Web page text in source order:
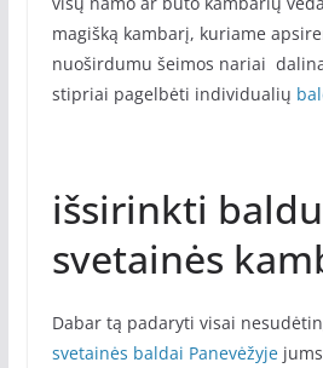
magišką kambarį, kuriame
nuoširdumu šeimos nariai
stipriai pagelbėti individualių
išsirinkti
svetainės
Dabar tą padaryti visai
svetainės baldai Panevėžyjejums